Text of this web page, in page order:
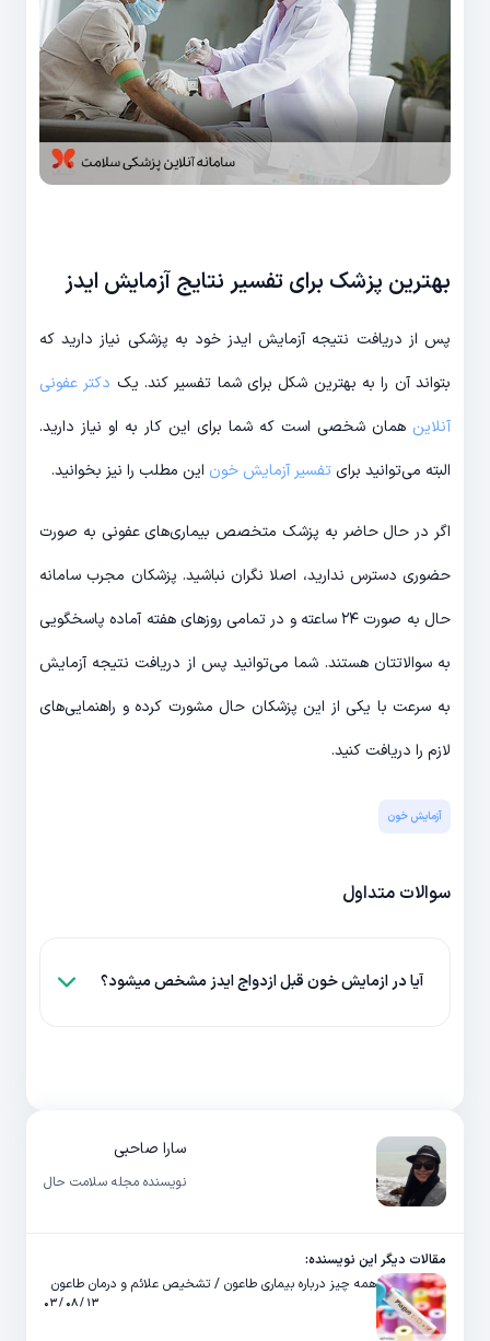
بهترین پزشک برای تفسیر نتایج آزمایش ایدز
پس از دریافت نتیجه آزمایش ایدز خود به پزشکی نیاز دارید که
بتواند آن را به بهترین شکل برای شما تفسیر کند. یک دکتر عفونی
آنلاین همان شخصی است که شما برای این کار به او نیاز دارید.
البته می‌توانید برایتفسیر آزمایش خون این مطلب را نیز بخوانید.
اگر در حال حاضر به پزشک متخصص بیماری‌های عفونی به صورت
حضوری دسترس ندارید، اصلا نگران نباشید. پزشکان مجرب سامانه
حال به صورت ۲۴ ساعته و در تمامی روزهای هفته آماده پاسخگویی
به سوالاتتان هستند. شما می‌توانید پس از دریافت نتیجه آزمایش
به سرعت با یکی از این پزشکان حال مشورت کرده و راهنمایی‌های
لازم را دریافت کنید.
آزمایش خون
سوالات متداول
آیا در ازمایش خون قبل ازدواج ایدز مشخص میشود؟
سارا صاحبی
نویسنده مجله سلامت حال
مقالات دیگر این نویسنده:
همه چیز درباره بیماری طاعون / تشخیص علائم و درمان طاعون
۱۳ / ۰۸ / ۰۳